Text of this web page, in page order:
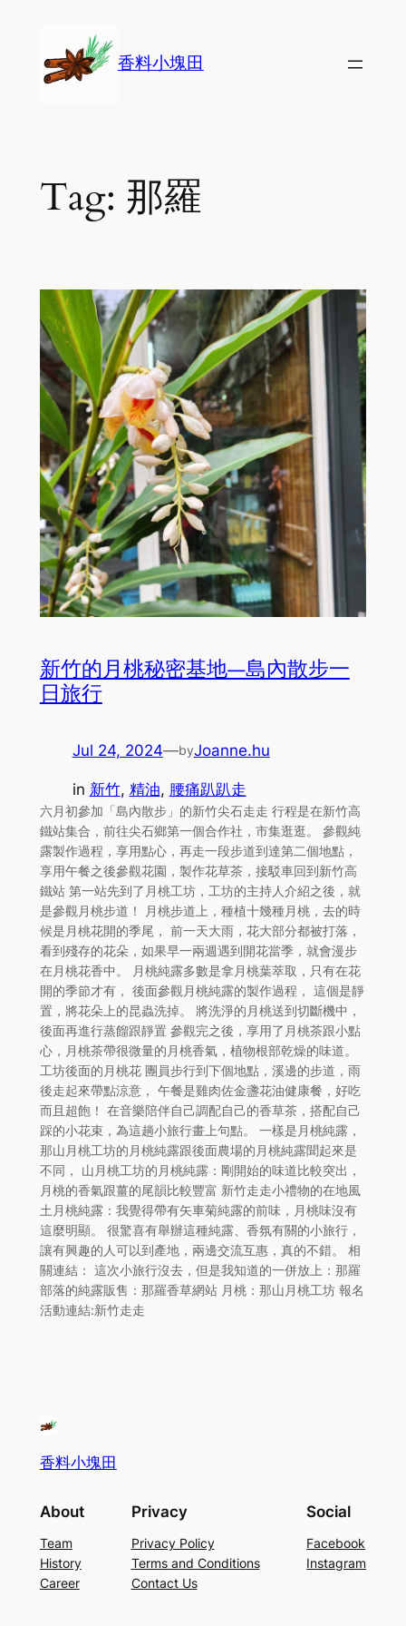
content
香料小塊田
Tag: 那羅
新竹的月桃秘密基地—島內散步一
日旅行
Jul 24, 2024—byJoanne.hu
in 新竹, 精油, 腰痛趴趴走
六月初參加「島內散步」的新竹尖石走走 行程是在新竹高
鐵站集合，前往尖石鄉第一個合作社，市集逛逛。 參觀純
露製作過程，享用點心，再走一段步道到達第二個地點，
享用午餐之後參觀花園，製作花草茶，接駁車回到新竹高
鐵站 第一站先到了月桃工坊，工坊的主持人介紹之後，就
是參觀月桃步道！ 月桃步道上，種植十幾種月桃，去的時
候是月桃花開的季尾， 前一天大雨，花大部分都被打落，
看到殘存的花朵，如果早一兩週遇到開花當季，就會漫步
在月桃花香中。 月桃純露多數是拿月桃葉萃取，只有在花
開的季節才有， 後面參觀月桃純露的製作過程， 這個是靜
置，將花朵上的昆蟲洗掉。 將洗淨的月桃送到切斷機中，
後面再進行蒸餾跟靜置 參觀完之後，享用了月桃茶跟小點
心，月桃茶帶很微量的月桃香氣，植物根部乾燥的味道。
工坊後面的月桃花 團員步行到下個地點，溪邊的步道，雨
後走起來帶點涼意， 午餐是雞肉佐金盞花油健康餐，好吃
而且超飽！ 在音樂陪伴自己調配自己的香草茶，搭配自己
踩的小花束，為這趟小旅行畫上句點。 一樣是月桃純露，
那山月桃工坊的月桃純露跟後面農場的月桃純露聞起來是
不同， 山月桃工坊的月桃純露：剛開始的味道比較突出，
月桃的香氣跟薑的尾韻比較豐富 新竹走走小禮物的在地風
土月桃純露：我覺得帶有矢車菊純露的前味，月桃味沒有
這麼明顯。 很驚喜有舉辦這種純露、香氛有關的小旅行，
讓有興趣的人可以到產地，兩邊交流互惠，真的不錯。 相
關連結： 這次小旅行沒去，但是我知道的一併放上：那羅
部落的純露販售：那羅香草網站 月桃：那山月桃工坊 報名
活動連結:新竹走走
香料小塊田
About
Team
History
Career
Privacy
Privacy Policy
Terms and Conditions
Contact Us
Social
Facebook
Instagram